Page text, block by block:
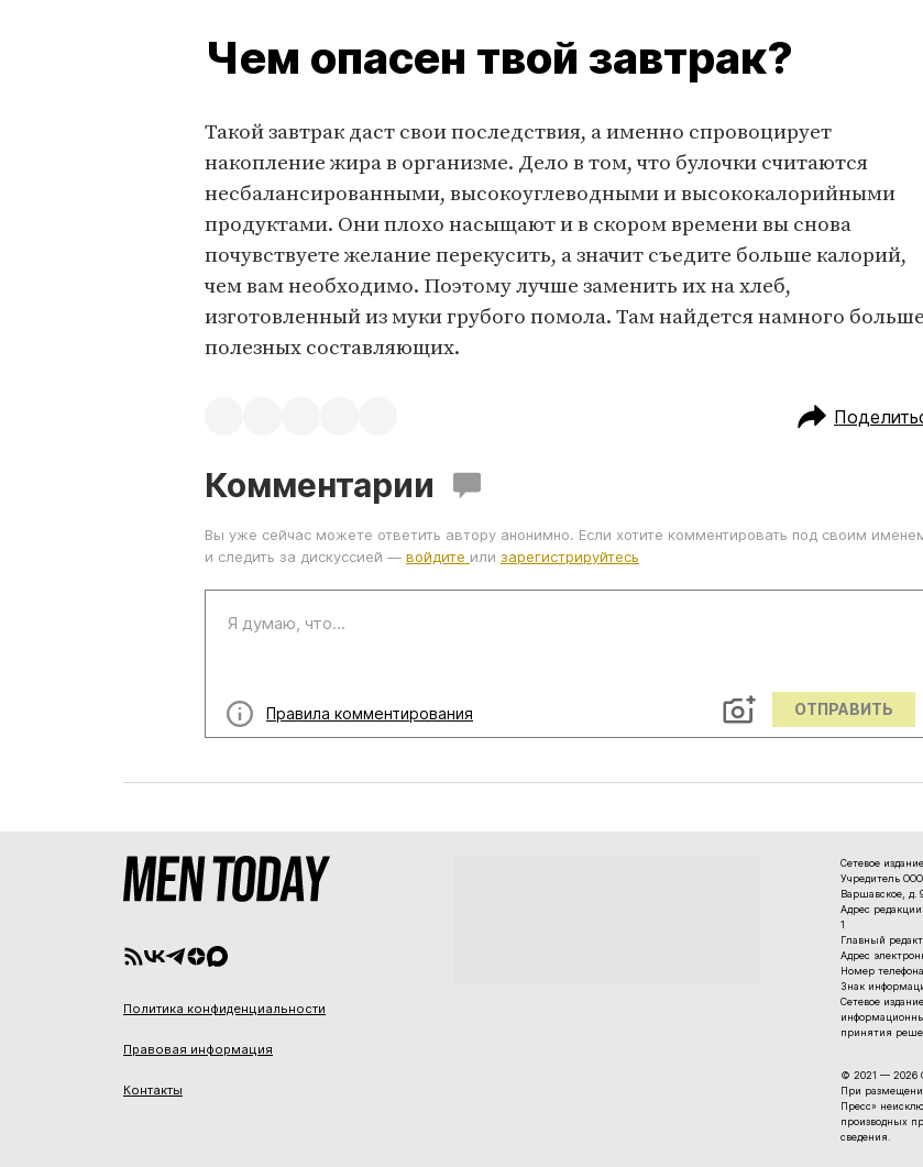
Чем опасен твой завтрак?
Такой завтрак даст свои последствия, а именно спровоцирует
накопление жира в организме. Дело в том, что булочки считаются
несбалансированными, высокоуглеводными и высококалорийными
продуктами. Они плохо насыщают и в скором времени вы снова
почувствуете желание перекусить, а значит съедите больше калорий,
чем вам необходимо. Поэтому лучше заменить их на хлеб,
изготовленный из муки грубого помола. Там найдется намного больше
полезных составляющих.
Комментарии
Вы уже сейчас можете ответить автору анонимно. Если хотите комментировать под своим
и следить за дискуссией — войдите или зарегистрируйтесь
Правила комментирования ОТПРАВИТЬ
Политика конфиденциальности
Правовая информация
Контакты
Сетевое
Учредитель
Варшавское, д.
Адрес
1
Главный
Адрес
Номер
Знак
Cетевое
принятия
© 2021 — 2026
При
Пресс»
производных
сведения.